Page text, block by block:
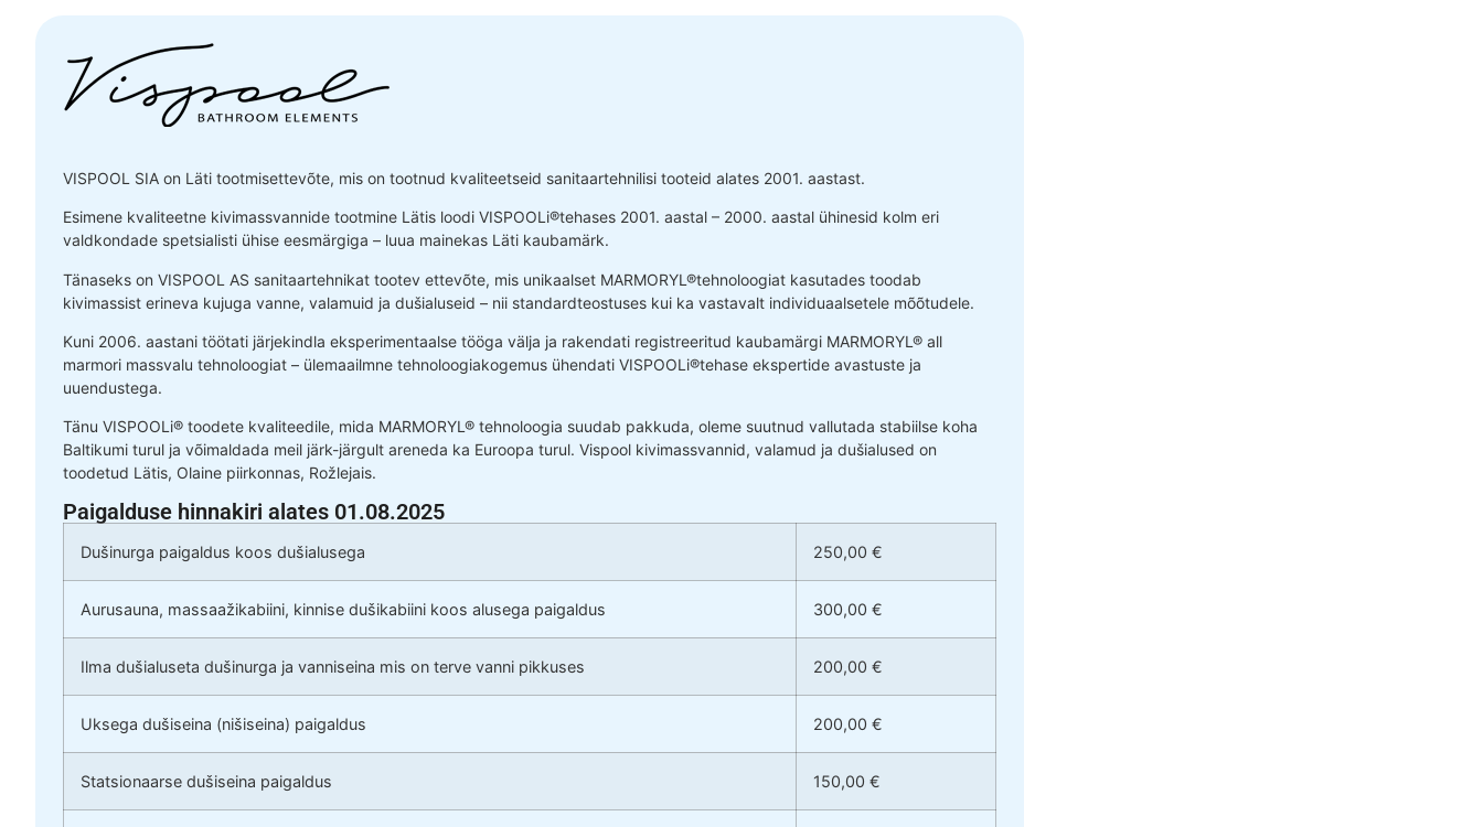
VISPOOL SIA on Läti tootmisettevõte, mis on tootnud kvaliteetseid sanitaartehnilisi tooteid alates 2001. aastast.
Esimene kvaliteetne kivimassvannide tootmine Lätis loodi VISPOOLi®tehases 2001. aastal – 2000. aastal ühinesid kolm eri
valdkondade spetsialisti ühise eesmärgiga – luua mainekas Läti kaubamärk.
Tänaseks on VISPOOL AS sanitaartehnikat tootev ettevõte, mis unikaalset MARMORYL®tehnoloogiat kasutades toodab
kivimassist erineva kujuga vanne, valamuid ja dušialuseid – nii standardteostuses kui ka vastavalt individuaalsetele mõõtudele.
Kuni 2006. aastani töötati järjekindla eksperimentaalse tööga välja ja rakendati registreeritud kaubamärgi MARMORYL® all
marmori massvalu tehnoloogiat – ülemaailmne tehnoloogiakogemus ühendati VISPOOLi®tehase ekspertide avastuste ja
uuendustega.
Tänu VISPOOLi® toodete kvaliteedile, mida MARMORYL® tehnoloogia suudab pakkuda, oleme suutnud vallutada stabiilse koha
Baltikumi turul ja võimaldada meil järk-järgult areneda ka Euroopa turul. Vispool kivimassvannid, valamud ja dušialused on
toodetud Lätis, Olaine piirkonnas, Rožlejais.
Paigalduse hinnakiri alates 01.08.2025
Dušinurga paigaldus koos dušialusega 250,00 €
Aurusauna, massaažikabiini, kinnise dušikabiini koos alusega paigaldus 300,00 €
Ilma dušialuseta dušinurga ja vanniseina mis on terve vanni pikkuses 200,00 €
Uksega dušiseina (nišiseina) paigaldus 200,00 €
Statsionaarse dušiseina paigaldus 150,00 €